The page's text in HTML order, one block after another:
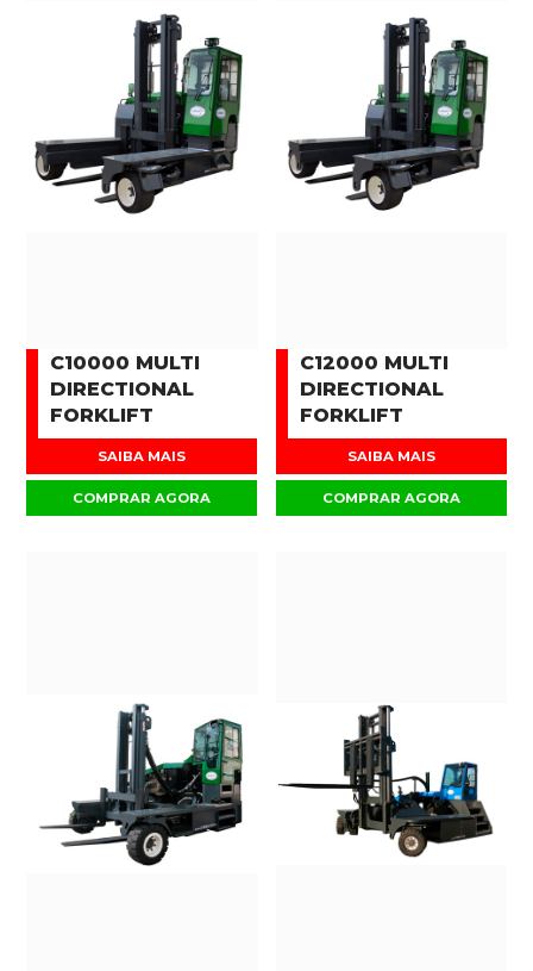
C10000 MULTI
DIRECTIONAL
FORKLIFT
SAIBA MAIS
COMPRAR AGORA
C12000 MULTI
DIRECTIONAL
FORKLIFT
SAIBA MAIS
COMPRAR AGORA